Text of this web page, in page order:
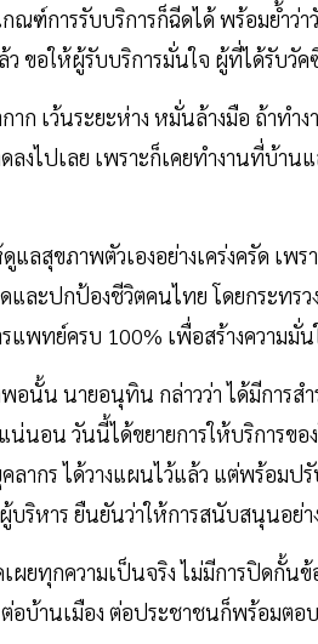
ณฑ์การรับบริการก็ฉีดได้ พร้อมย้ำว่
ขอให้ผู้รับบริการมั่นใจ ผู้ที่ได้รับวั
ก เว้นระยะห่าง หมั่นล้างมือ ถ้าทำ
ไปเลย เพราะก็เคยทำงานที่บ้านแ
สุขภาพตัวเองอย่างเคร่งครัด เพ
ละปกป้องชีวิตคนไทย โดยกระทรว
แพทย์ครบ 100% เพื่อสร้างความ
อนั้น นายอนุทิน กล่าวว่า ได้มีการส
นอน วันนี้ได้ขยายการให้บริการขอ
ากร ได้วางแผนไว้แล้ว แต่พร้อมป
ริหาร ยืนยันว่าให้การสนับสนุนอย่า
ผยทุกความเป็นจริง ไม่มีการปิดกั้น
อบ้านเมือง ต่อประชาชนก็พร้อมตอ